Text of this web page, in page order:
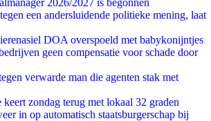
2026/2027 is begonnen
een andersluidende politieke mening, laat
DOA overspoeld met babykonijntjes
geen compensatie voor schade door
verwarde man die agenten stak met
keert zondag terug met lokaal 32 graden
in op automatisch staatsburgerschap bij